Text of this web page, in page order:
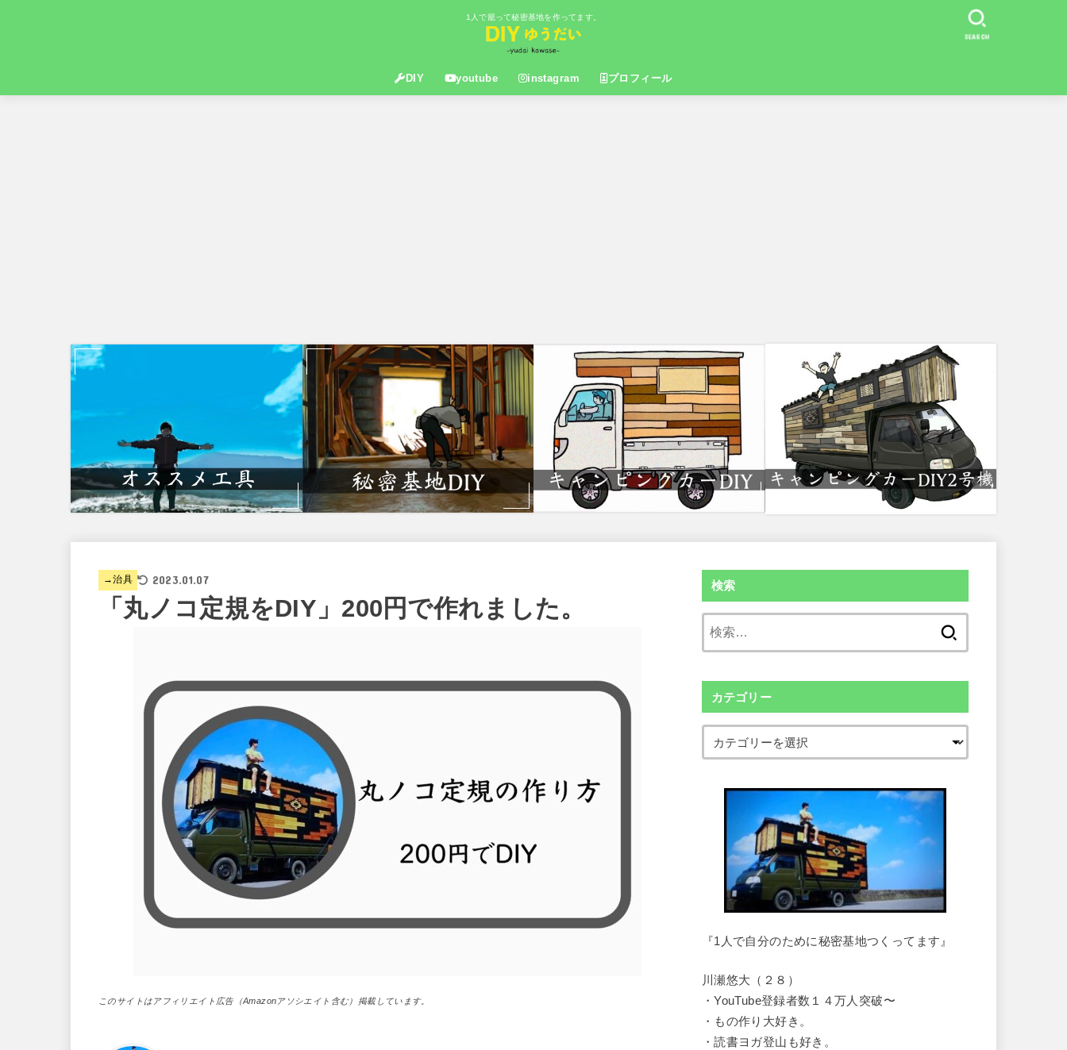
1人で籠って秘密基地を作ってます。
DIY youtube instagram プロフィール
SEARCH
→治具 2023.01.07
「丸ノコ定規をDIY」200円で作れました。
このサイトはアフィリエイト広告（Amazonアソシエイト含む）掲載しています。
検索
カテゴリー
『1人で自分のために秘密基地つくってます』
川瀬悠大（２８）
・YouTube登録者数１４万人突破〜
・もの作り大好き。
・読書ヨガ登山も好き。